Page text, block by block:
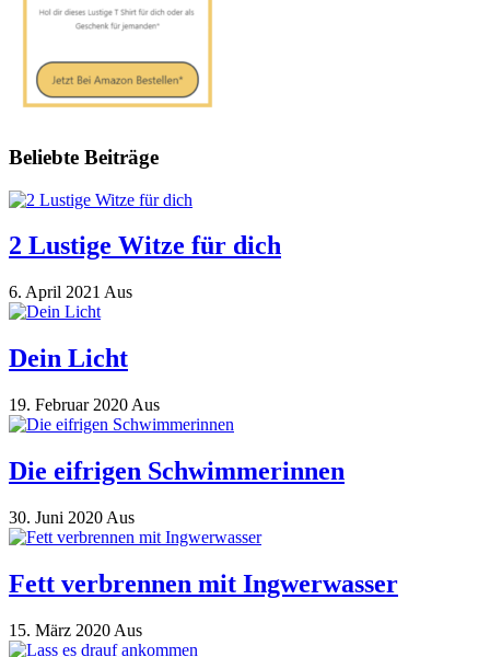
Beliebte Beiträge
2 Lustige Witze für dich
6. April 2021 Aus
Dein Licht
19. Februar 2020 Aus
Die eifrigen Schwimmerinnen
30. Juni 2020 Aus
Fett verbrennen mit Ingwerwasser
15. März 2020 Aus